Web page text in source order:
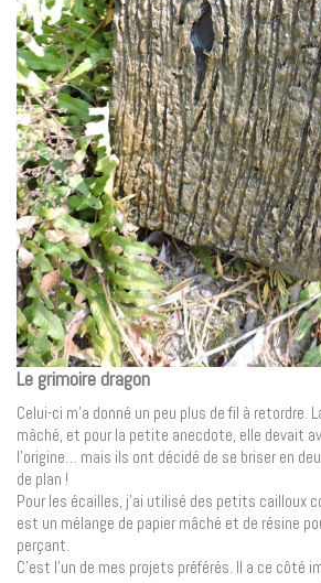
Le grimoire dragon
Celui-ci m’a donné un peu plus de fil à retordre.
mâché, et pour la petite anecdote, elle devait
l’origine… mais ils ont décidé de se briser en
de plan !
Pour les écailles, j’ai utilisé des petits cailloux
est un mélange de papier mâché et de résine
perçant.
C’est l’un de mes projets préférés. Il a ce côté